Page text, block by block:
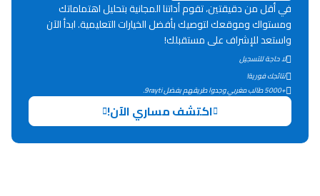
Lycée Maroc
التعليم الثانوي التأهيلي
Collège au Maroc
التعليم الثانوي الإعدادي
في أقل من دقيقتين، تقوم أداتنا المجانية بتحليل اهتماماتك
ومستواك وموقعك لتوصيك بأفضل الخيارات التعليمية. ابدأ الآن
واستعد للإشراف على مستقبلك!
لا حاجة للتسجيل
نتائجك فورية!
+5000 طالب مغربي وجدوا طريقهم بفضل 9rayti.
اكتشف مساري الآن!